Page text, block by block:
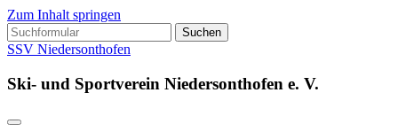
Zum Inhalt springen
Suchen
nach:
SSV Niedersonthofen
Ski- und Sportverein Niedersonthofen e. V.